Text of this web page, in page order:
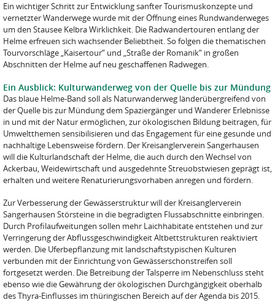
Ein wichtiger Schritt zur Entwicklung sanfter Tourismuskonzepte und
vernetzter Wanderwege wurde mit der Öffnung eines Rundwanderweges
um den Stausee Kelbra Wirklichkeit. Die Radwandertouren entlang der
Helme erfreuen sich wachsender Beliebtheit. So folgen die thematischen
Tourvorschläge „Kaisertour“ und „Straße der Romanik“ in großen
Abschnitten der Helme auf neu geschaffenen Radwegen.
Ein Ausblick: Kulturwanderweg von der Quelle bis zur Mündung
Das blaue Helme-Band soll als Naturwanderweg länderübergreifend von
der Quelle bis zur Mündung dem Spaziergänger und Wanderer Erlebnisse
in und mit der Natur ermöglichen, zur ökologischen Bildung beitragen, für
Umweltthemen sensibilisieren und das Engagement für eine gesunde und
nachhaltige Lebensweise fördern. Der Kreisanglerverein Sangerhausen
will die Kulturlandschaft der Helme, die auch durch den Wechsel von
Ackerbau, Weidewirtschaft und ausgedehnte Streuobstwiesen geprägt ist,
erhalten und weitere Renaturierungsvorhaben anregen und fördern.
Zur Verbesserung der Gewässerstruktur will der Kreisanglerverein
Sangerhausen Störsteine in die begradigten Flussabschnitte einbringen.
Durch Profilaufweitungen sollen mehr Laichhabitate entstehen und zur
Verringerung der Abflussgeschwindigkeit Altbettstrukturen reaktiviert
werden. Die Uferbepflanzung mit landschaftstypischen Kulturen
verbunden mit der Einrichtung von Gewässerschonstreifen soll
fortgesetzt werden. Die Betreibung der Talsperre im Nebenschluss steht
ebenso wie die Gewährung der ökologischen Durchgängigkeit oberhalb
des Thyra-Einflusses im thüringischen Bereich auf der Agenda bis 2015.